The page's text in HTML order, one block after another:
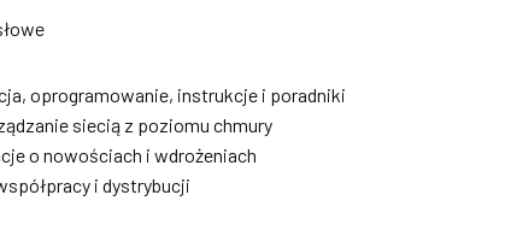
oprogramowanie, instrukcje i poradniki
siecią z poziomu chmury
o nowościach i wdrożeniach
i dystrybucji